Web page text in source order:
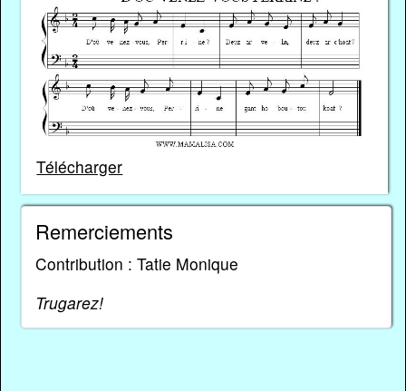
Télécharger
Remerciements
Contribution : Tatie Monique
Trugarez!